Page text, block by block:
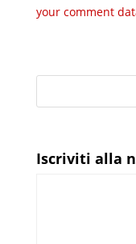
your comment
Iscriviti alla